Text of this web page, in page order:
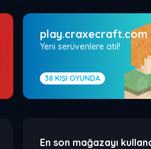
play.craxecraft.com
Yeni serüvenlere atıl!
38 KIŞI OYUNDA
En son mağazayı